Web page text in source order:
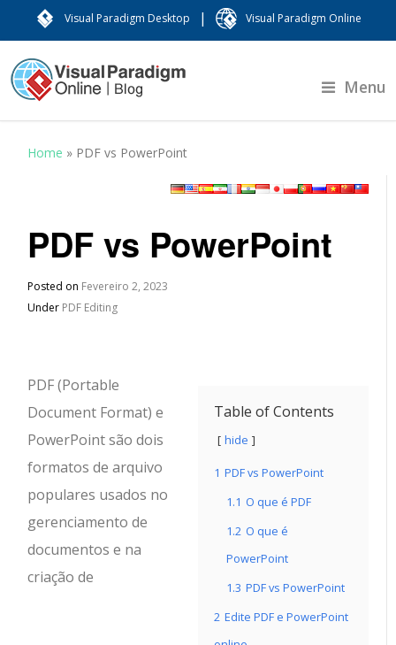
Visual Paradigm Desktop | Visual Paradigm Online
Menu
Home » PDF vs PowerPoint
PDF vs PowerPoint
Posted on Fevereiro 2, 2023
Under PDF Editing
Table of Contents
hide
1 PDF vs PowerPoint
1.1 O que é PDF
1.2 O que é
PowerPoint
1.3 PDF vs PowerPoint
2 Edite PDF e PowerPoint
PDF (Portable
Document Format) e
PowerPoint são dois
formatos de arquivo
populares usados ​​no
gerenciamento de
documentos e na
criação de